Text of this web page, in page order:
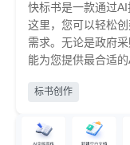
快标书是一款通过
这里，您可以轻松
需求。无论是政府
能为您提供最合适
标书创作